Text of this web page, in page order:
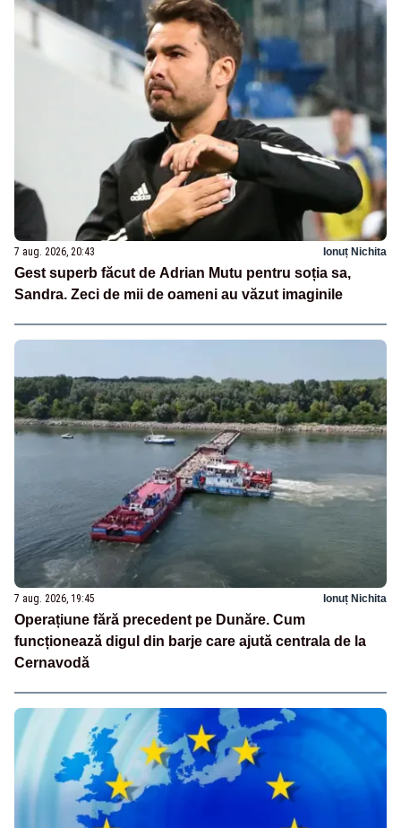
7 aug. 2026, 20:43 Ionuț Nichita
Gest superb făcut de Adrian Mutu pentru soția sa,
Sandra. Zeci de mii de oameni au văzut imaginile
7 aug. 2026, 19:45 Ionuț Nichita
Operațiune fără precedent pe Dunăre. Cum
funcționează digul din barje care ajută centrala de la
Cernavodă